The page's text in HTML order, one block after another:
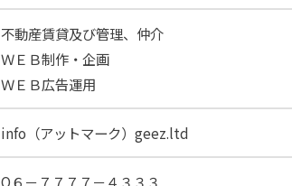
不動産賃貸及び管理、仲介
ＷＥＢ制作・企画
ＷＥＢ広告運用
info（アットマーク）geez.ltd
O６－７７７７－４３３３